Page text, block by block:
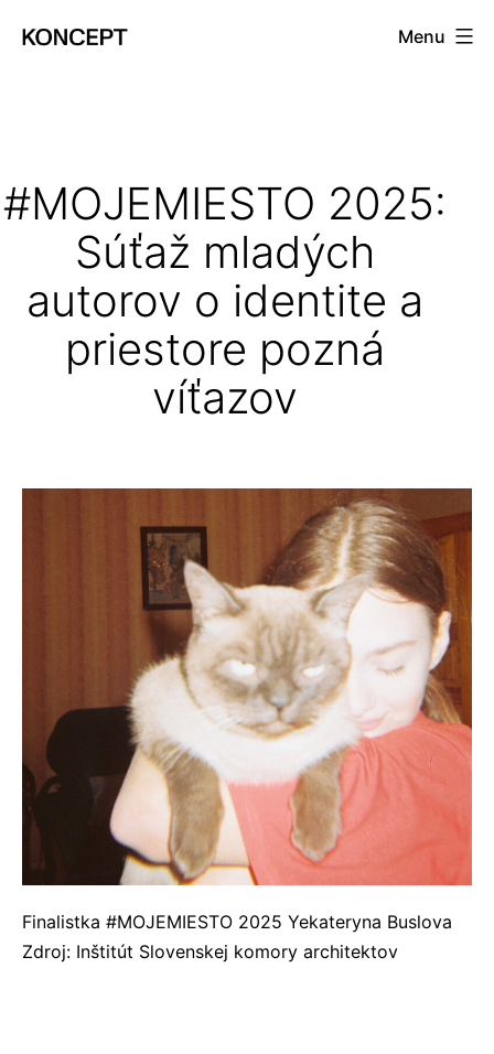
Menu
#MOJEMIESTO 2025:
Súťaž mladých
autorov o identite a
priestore pozná
víťazov
Finalistka #MOJEMIESTO 2025 Yekateryna Buslova
Zdroj: Inštitút Slovenskej komory architektov